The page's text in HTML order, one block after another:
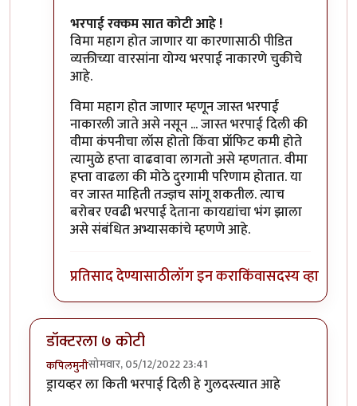
भरपाई रक्कम सात कोटी आहे !
विमा महाग होत जाणार या कारणासाठी पीडित
व्यक्तीच्या वारसांना योग्य भरपाई नाकारणे चुकीचे
आहे.
विमा महाग होत जाणार म्हणून जास्त भरपाई
नाकारली जाते असे नसून ... जास्त भरपाई दिली की
वीमा कंपनीचा लॉस होतो किंवा प्रॉफिट कमी होते
त्यामुळे हप्ता वाढवावा लागतो असे म्हणतात. वीमा
हप्ता वाढला की मोठे दुरगामी परिणाम होतात. या
वर जास्त माहिती तज्ज्ञच सांगू शकतील. त्याच
बरोबर एवढी भरपाई देताना कायद्यांचा भंग झाला
असे संबंधित अभ्यासकांचे म्हणणे आहे.
प्रतिसाद देण्यासाठीलॉग इन कराकिंवासदस्य व्हा
डॉक्टरला ७ कोटी
कपिलमुनीसोमवार, 05/12/2022 23:41
ड्रायव्हर ला किती भरपाई दिली हे गुलदस्त्यात आहे